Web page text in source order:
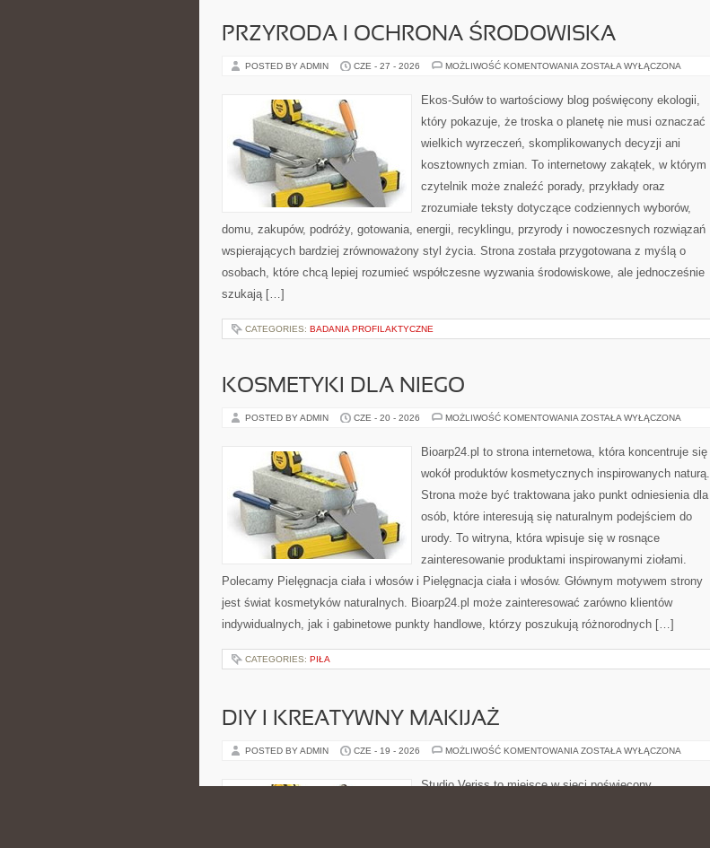
PRZYRODA I OCHRONA ŚRODOWISKA
POSTED BY ADMIN CZE - 27 - 2026 MOŻLIWOŚĆ KOMENTOWANIA PRZYRODA
ŚRODOWISKA
ZOSTAŁA WYŁĄCZONA
Ekos-Sułów to wartościowy blog poświęcony ekologii,
który pokazuje, że troska o planetę nie musi oznaczać
wielkich wyrzeczeń, skomplikowanych decyzji ani
kosztownych zmian. To internetowy zakątek, w którym
czytelnik może znaleźć porady, przykłady oraz
zrozumiałe teksty dotyczące codziennych wyborów,
domu, zakupów, podróży, gotowania, energii, recyklingu, przyrody i nowoczesnych rozwiązań
wspierających bardziej zrównoważony styl życia. Strona została przygotowana z myślą o
osobach, które chcą lepiej rozumieć współczesne wyzwania środowiskowe, ale jednocześnie
szukają […]
CATEGORIES: BADANIA PROFILAKTYCZNE
KOSMETYKI DLA NIEGO
POSTED BY ADMIN CZE - 20 - 2026 MOŻLIWOŚĆ KOMENTOWANIA KOSMETYKI
ZOSTAŁA WYŁĄCZONA
Bioarp24.pl to strona internetowa, która koncentruje się
wokół produktów kosmetycznych inspirowanych naturą.
Strona może być traktowana jako punkt odniesienia dla
osób, które interesują się naturalnym podejściem do
urody. To witryna, która wpisuje się w rosnące
zainteresowanie produktami inspirowanymi ziołami.
Polecamy Pielęgnacja ciała i włosów i Pielęgnacja ciała i włosów. Głównym motywem strony
jest świat kosmetyków naturalnych. Bioarp24.pl może zainteresować zarówno klientów
indywidualnych, jak i gabinetowe punkty handlowe, którzy poszukują różnorodnych […]
CATEGORIES: PIŁA
DIY I KREATYWNY MAKIJAŻ
POSTED BY ADMIN CZE - 19 - 2026 MOŻLIWOŚĆ KOMENTOWANIA DIY
MAKIJAŻ
ZOSTAŁA WYŁĄCZONA
Studio Veriss to miejsce w sieci poświęcony